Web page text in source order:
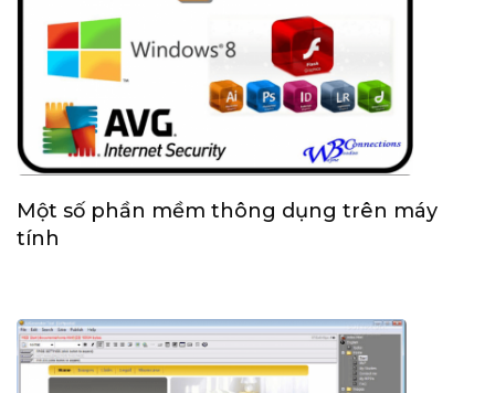
Một số phần mềm thông dụng trên máy
tính